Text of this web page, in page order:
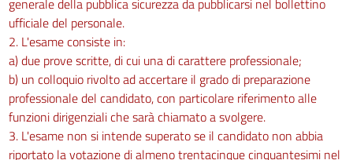
generale della pubblica sicurezza da pubblicarsi nel bollettino
ufficiale del personale.
2. L'esame consiste in:
a) due prove scritte, di cui una di carattere professionale;
b) un colloquio rivolto ad accertare il grado di preparazione
professionale del candidato, con particolare riferimento alle
funzioni dirigenziali che sarà chiamato a svolgere.
3. L'esame non si intende superato se il candidato non abbia
riportato la votazione di almeno trentacinque cinquantesimi nel